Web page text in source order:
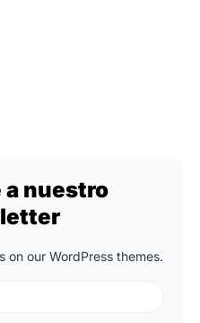
nuestro
our WordPress themes.